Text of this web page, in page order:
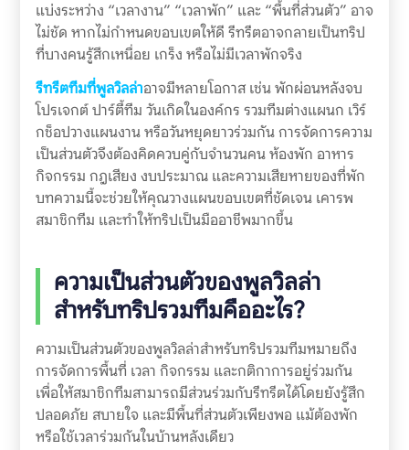
แบ่งระหว่าง “เวลางาน” “เวลาพัก” และ “พื้นที่ส่วนตัว” อาจ
ไม่ชัด หากไม่กำหนดขอบเขตให้ดี รีทรีตอาจกลายเป็นทริป
ที่บางคนรู้สึกเหนื่อย เกร็ง หรือไม่มีเวลาพักจริง
รีทรีตทีมที่พูลวิลล่าอาจมีหลายโอกาส เช่น พักผ่อนหลังจบ
โปรเจกต์ ปาร์ตี้ทีม วันเกิดในองค์กร รวมทีมต่างแผนก เวิร์
กช็อปวางแผนงาน หรือวันหยุดยาวร่วมกัน การจัดการความ
เป็นส่วนตัวจึงต้องคิดควบคู่กับจำนวนคน ห้องพัก อาหาร
กิจกรรม กฎเสียง งบประมาณ และความเสียหายของที่พัก
บทความนี้จะช่วยให้คุณวางแผนขอบเขตที่ชัดเจน เคารพ
สมาชิกทีม และทำให้ทริปเป็นมืออาชีพมากขึ้น
ความเป็นส่วนตัวของพูลวิลล่า
สำหรับทริปรวมทีมคืออะไร?
ความเป็นส่วนตัวของพูลวิลล่าสำหรับทริปรวมทีมหมายถึง
การจัดการพื้นที่ เวลา กิจกรรม และกติกาการอยู่ร่วมกัน
เพื่อให้สมาชิกทีมสามารถมีส่วนร่วมกับรีทรีตได้โดยยังรู้สึก
ปลอดภัย สบายใจ และมีพื้นที่ส่วนตัวเพียงพอ แม้ต้องพัก
หรือใช้เวลาร่วมกันในบ้านหลังเดียว